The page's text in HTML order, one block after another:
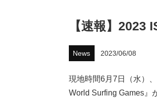
【速報】2023
News 2023/06/08
現地時間6月7日（水）
World Surfing Games』